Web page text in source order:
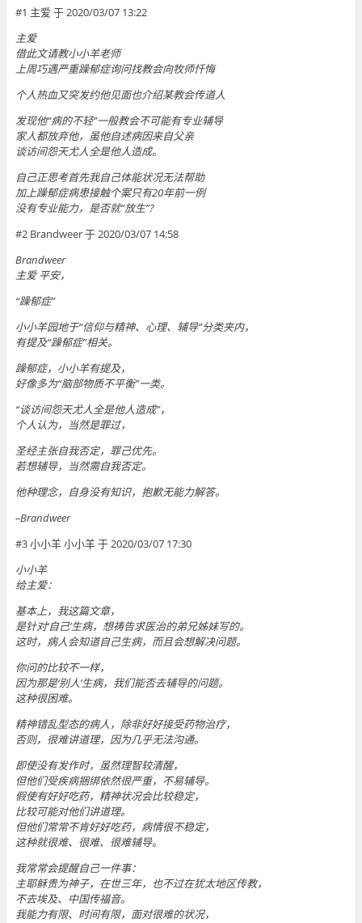
#1 主爱 于 2020/03/07 13:22
主爱
借此文请教小小羊老师
上周巧遇严重躁郁症询问找教会向牧师忏悔
个人热血又突发约他见面也介绍某教会传道人
发现他“病的不轻”一般教会不可能有专业辅导
家人都放弃他，虽他自述病因来自父亲
谈访间怨天尤人全是他人造成。
自己正思考首先我自己体能状况无法帮助
加上躁郁症病患接触个案只有20年前一例
没有专业能力，是否就“放生”?
#2 Brandweer 于 2020/03/07 14:58
Brandweer
主爱 平安，
“躁郁症”
小小羊园地于“信仰与精神、心理、辅导”分类夹内，
有提及“躁郁症”相关。
躁郁症，小小羊有提及，
好像多为“脑部物质不平衡”一类。
“谈访间怨天尤人全是他人造成”，
个人认为，当然是罪过，
圣经主张自我否定，罪己优先。
若想辅导，当然需自我否定。
他种理念，自身没有知识，抱歉无能力解答。
–Brandweer
#3 小小羊 小小羊 于 2020/03/07 17:30
小小羊
给主爱：
基本上，我这篇文章，
是针对‘自己’生病，想祷告求医治的弟兄姊妹写的。
这时，病人会知道自己生病，而且会想解决问题。
你问的比较不一样，
因为那是‘别人’生病，我们能否去辅导的问题。
这种很困难。
精神错乱型态的病人，除非好好接受药物治疗，
否则，很难讲道理，因为几乎无法沟通。
即使没有发作时，虽然理智较清醒，
但他们受疾病捆绑依然很严重，不易辅导。
假使有好好吃药，精神状况会比较稳定，
比较可能对他们讲道理。
但他们常常不肯好好吃药，病情很不稳定，
这种就很难、很难、很难辅导。
我常常会提醒自己一件事：
主耶稣贵为神子，在世三年，也不过在犹太地区传教，
不去埃及、中国传福音。
我能力有限、时间有限，面对很难的状况，